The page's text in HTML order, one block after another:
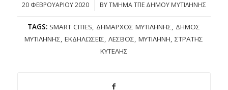
20 ΦΕΒΡΟΥΑΡΊΟΥ 2020
/ BYΤΜΗΜΑ ΤΠΕ ΔΗΜΟΥ ΜΥΤΙΛΗΝΗΣ
TAGS: SMART CITIES, ΔΉΜΑΡΧΟΣ ΜΥΤΙΛΉΝΗΣ, ΔΉΜΟΣ
ΜΥΤΙΛΉΝΗΣ,ΕΚΔΗΛΏΣΕΙΣ,ΛΈΣΒΟΣ,ΜΥΤΙΛΉΝΗ,ΣΤΡΑΤΉΣ
ΚΎΤΕΛΗΣ